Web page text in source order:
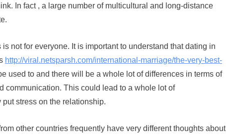
In fact , a large number of multicultural and long-distance
not for everyone. It is important to understand that dating in
http://viral.netsparsh.com/international-marriage/the-very-best-
used to and there will be a whole lot of differences in terms of
communication. This could lead to a whole lot of
stress on the relationship.
other countries frequently have very different thoughts about